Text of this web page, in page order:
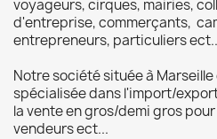
voyageurs, cirques, mairies,
d'entreprise, commerçants,
entrepreneurs, particuliers
Notre société située à
spécialisée dans l'import/
la vente en gros/demi gros
vendeurs ect...